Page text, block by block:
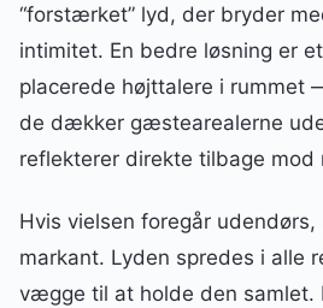
“forstærket” lyd, der bryder
intimitet. En bedre løsning er
placerede højttalere i rummet
de dækker gæstearealerne
reflekterer direkte tilbage mod
Hvis vielsen foregår udendørs,
markant. Lyden spredes i alle
vægge til at holde den samlet.